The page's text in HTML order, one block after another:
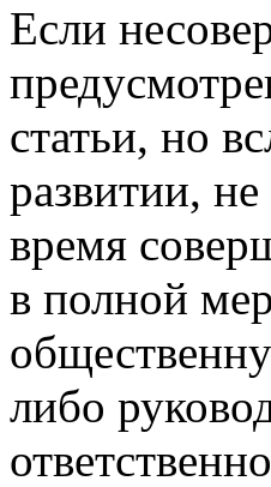
Если
статьи, но
развитии,
время
в полной
либо